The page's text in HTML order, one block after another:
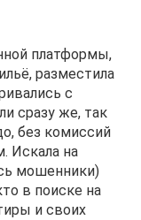
платформы,
разместила
с
сразу же, так
без комиссий
Искала на
мошенники)
в поиске на
и своих